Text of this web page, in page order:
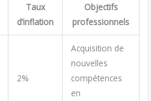
Taux
d’inflation
Objectifs
professionnels
2%
Acquisition de
nouvelles
compétences
en